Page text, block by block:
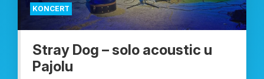
KONCERT
Stray Dog – solo acoustic u
Pajolu